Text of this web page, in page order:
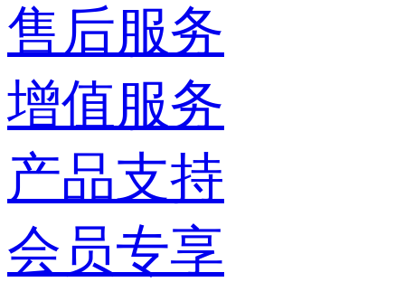
售后服务
增值服务
产品支持
会员专享